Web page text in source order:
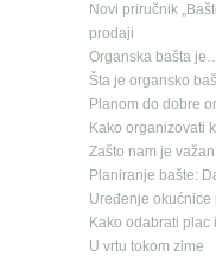
Novi priručnik
prodaji
Organska bašta
Šta je organsko
Planom do dobre
Kako organizovati
Zašto nam je
Planiranje bašte:
Uređenje
Kako odabrati plac
U vrtu tokom zime